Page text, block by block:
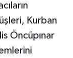
Kurban
Öncüpınar